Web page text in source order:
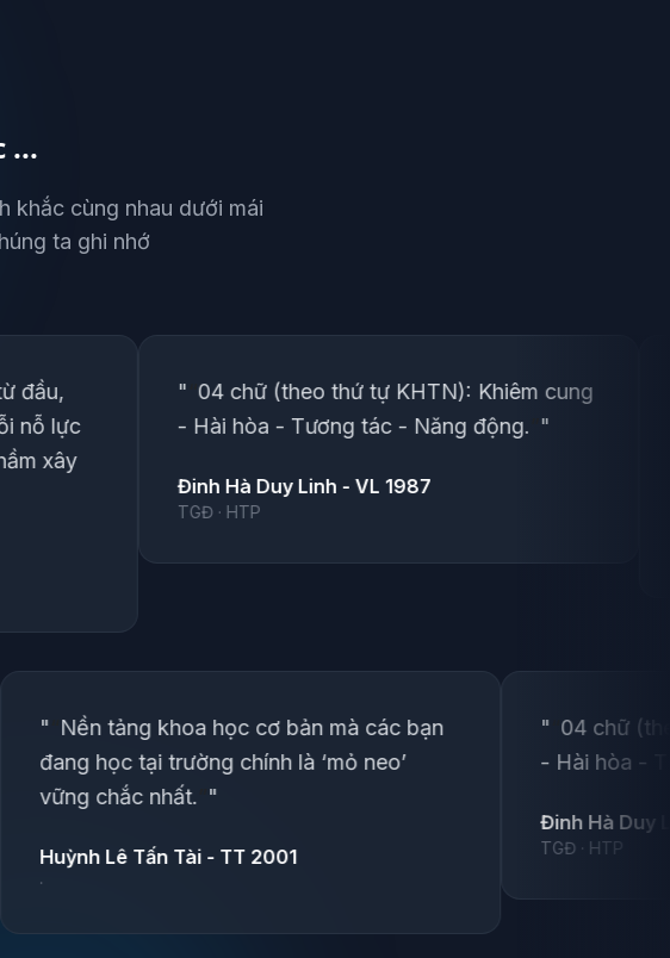
...
khắc cùng nhau dưới mái
ta ghi nhớ
"“04 chữ (theo thứ tự KHTN): Khiêm cung
- Hài hòa - Tương tác - Năng động.”"
Đinh Hà Duy Linh - VL 1987
"“ Nền tảng
đang học tại
ngày,
sẽ là
" “Nền tảng khoa học cơ bản mà các bạn
đang học tại trường chính là ‘mỏ neo’
vững chắc nhất.
Huỳnh Lê Tấn Tài - TT 2001